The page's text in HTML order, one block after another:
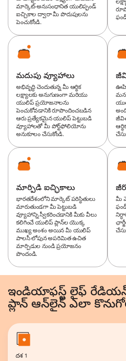
మార్కెట్-అనుసంధానిత యులిప్ఫండ్
ఐచ్చికాల ద్వారా మీ పొదుపులను
పెంచుకోండి.
మదుపు వ్యూహాలు
అభివృద్ధి చెందుతున్న మీ ఆర్థిక
లక్ష్యాలకు అనుగుణంగా మరియు
యులిప్ ప్రయోజనాలను
పెంచుకోవడానికి రూపొందించబడిన
ఆరు ప్రత్యేకమైన యులిప్ పెట్టుబడి
వ్యూహాలతో మీ పోర్ట్‌ఫోలియోను
అనుకూలం చేసుకోండి.
మార్పిడి ఐచ్ఛికాలు
భారతదేశంలోని మార్కెట్ పరిస్థితులు
మారుతుండగా మీ పెట్టుబడి
వ్యూహాన్ని స్వీకరించడానికి మీకు వీలు
కలిగించే యులిప్ ప్లాన్‌ల యొక్క
ముఖ్య అంశం అయిన మీ యులిప్
పాలసీ లోపున అపరిమిత ఉచిత
మార్పిడుల నుండి ప్రయోజనం
పొందండి.
మీ
ఇండియాఫస్ట్ లైఫ్ రేడియన్స్
ప్లాన్ ఆన్‌లైన్ ఎలా
దశ 1